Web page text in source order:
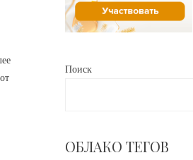
Поиск
ОБЛАКО ТЕГОВ